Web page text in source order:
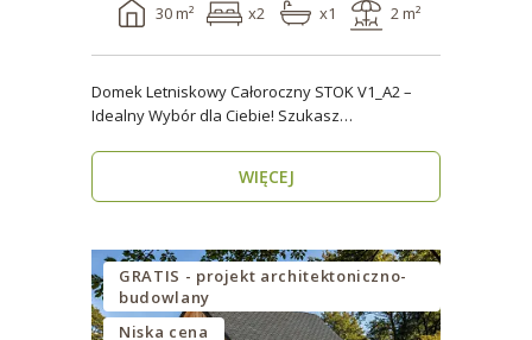
30 m² x2 x1 2 m²
Domek Letniskowy Całoroczny STOK V1_A2 –
Idealny Wybór dla Ciebie! Szukasz
WIĘCEJ
GRATIS - projekt architektoniczno-
budowlany
Niska cena